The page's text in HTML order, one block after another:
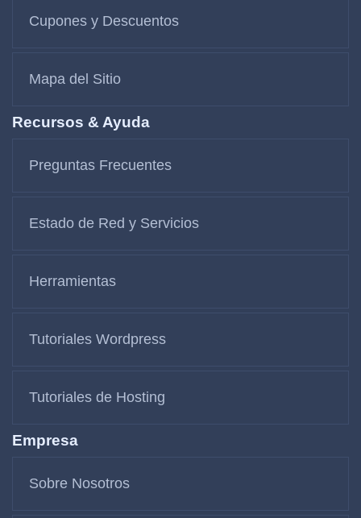
Cupones y Descuentos
Mapa del Sitio
Recursos & Ayuda
Preguntas Frecuentes
Estado de Red y Servicios
Herramientas
Tutoriales Wordpress
Tutoriales de Hosting
Empresa
Sobre Nosotros